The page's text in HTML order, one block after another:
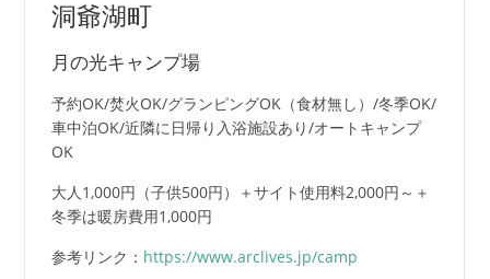
洞爺湖町
月の光キャンプ場
予約OK/焚火OK/グランピングOK（食材無し）/冬季OK/
車中泊OK/近隣に日帰り入浴施設あり/オートキャンプ
OK
大人1,000円（子供500円）＋サイト使用料2,000円～＋
冬季は暖房費用1,000円
参考リンク： https://www.arclives.jp/camp